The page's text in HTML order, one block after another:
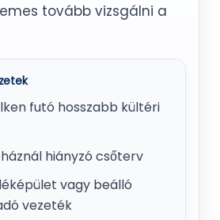
tovább vizsgálni a
futó hosszabb kültéri
hiányzó csőterv
vagy beálló
vezeték